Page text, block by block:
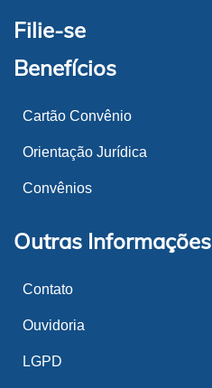
Filie-se
Benefícios
Cartão Convênio
Orientação Jurídica
Convênios
Outras Informações
Contato
Ouvidoria
LGPD